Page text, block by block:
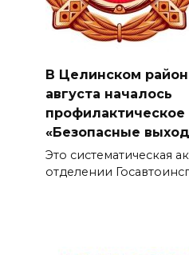
В Целинском
августа началось
«Безопасные
Это систематическая
отделении